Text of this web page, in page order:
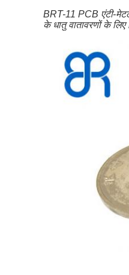
BRT-11 PCB एंटी-
के धातु वातावरणों के